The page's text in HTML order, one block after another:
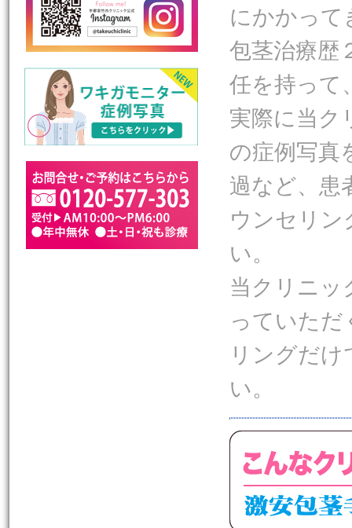
にかかって
包茎治療歴
任を持って
実際に当ク
の症例写真
過など、患
ウンセリン
い。
当クリニッ
っていただ
リングだ
い。